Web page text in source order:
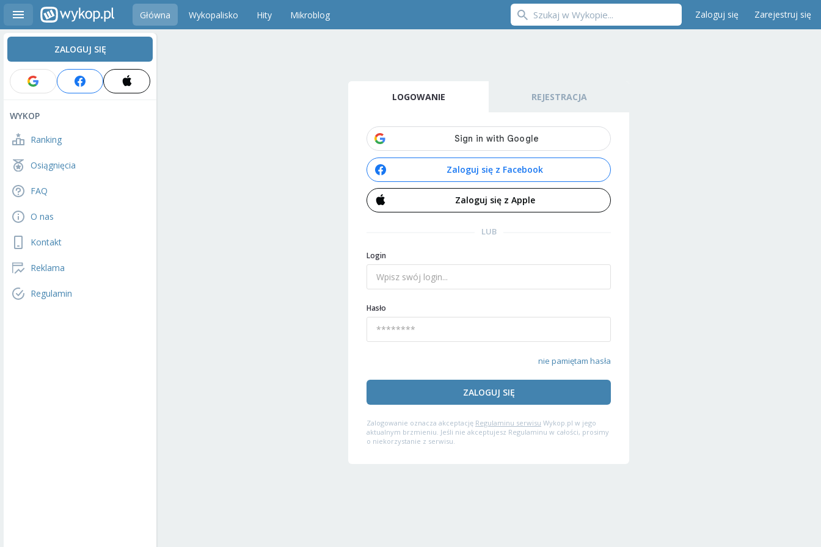
Główna Wykopalisko Hity Mikroblog Zaloguj się Zarejestruj się
ZALOGUJ SIĘ
WYKOP
Ranking
Osiągnięcia
FAQ
O nas
Kontakt
Reklama
Regulamin
LOGOWANIE REJESTRACJA
Zaloguj się z Facebook
Zaloguj się z Apple
LUB
Login
Hasło
nie pamiętam hasła
ZALOGUJ SIĘ
Zalogowanie oznacza akceptację Regulaminu serwisu Wykop.pl w jego
aktualnym brzmieniu. Jeśli nie akceptujesz Regulaminu w całości, prosimy
o niekorzystanie z serwisu.